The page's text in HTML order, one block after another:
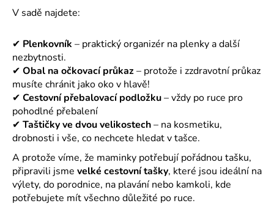
V sadě najdete:
✔ Plenkovník – praktický organizér na plenky a další
nezbytnosti.
✔ Obal na očkovací průkaz– protože i zzdravotní průkaz
musíte chránit jako oko v hlavě!
✔ Cestovní přebalovací podložku– vždy po ruce pro
pohodlné přebalení
✔ Taštičky ve dvou velikostech– na kosmetiku,
drobnosti i vše, co nechcete hledat v tašce.
A protože víme, že maminky potřebují pořádnou tašku,
připravili jsme velké cestovní tašky, které jsou ideální na
výlety, do porodnice, na plavání nebo kamkoli, kde
potřebujete mít všechno důležité po ruce.